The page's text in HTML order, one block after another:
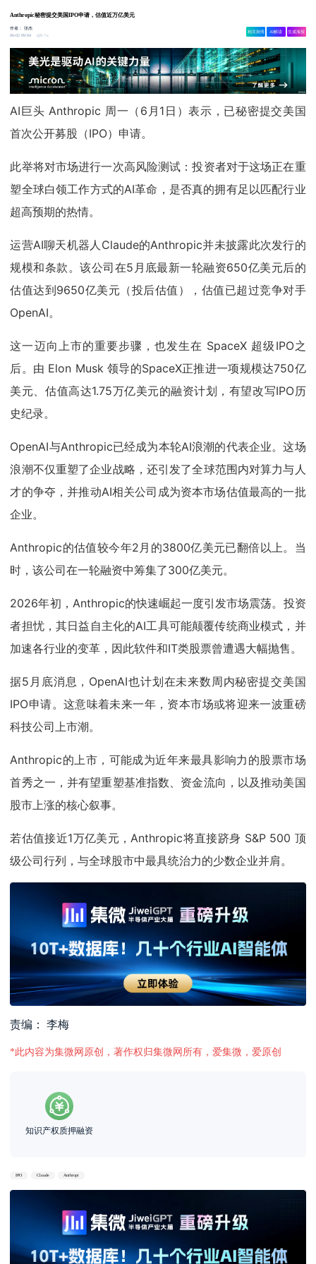
Anthropic秘密提交美国IPO申请，估值近万亿美元
作者：张杰
06-02 09:04
8.7w
相关舆情 AI解读 生成海报
AI巨头 Anthropic 周一（6月1日）表示，已秘密提交美国
首次公开募股（IPO）申请。
此举将对市场进行一次高风险测试：投资者对于这场正在重
塑全球白领工作方式的AI革命，是否真的拥有足以匹配行业
超高预期的热情。
运营AI聊天机器人Claude的Anthropic并未披露此次发行的
规模和条款。该公司在5月底最新一轮融资650亿美元后的
估值达到9650亿美元（投后估值），估值已超过竞争对手
OpenAI。
这一迈向上市的重要步骤，也发生在 SpaceX 超级IPO之
后。由 Elon Musk 领导的SpaceX正推进一项规模达750亿
美元、估值高达1.75万亿美元的融资计划，有望改写IPO历
史纪录。
OpenAI与Anthropic已经成为本轮AI浪潮的代表企业。这场
浪潮不仅重塑了企业战略，还引发了全球范围内对算力与人
才的争夺，并推动AI相关公司成为资本市场估值最高的一批
企业。
Anthropic的估值较今年2月的3800亿美元已翻倍以上。当
时，该公司在一轮融资中筹集了300亿美元。
2026年初，Anthropic的快速崛起一度引发市场震荡。投资
者担忧，其日益自主化的AI工具可能颠覆传统商业模式，并
加速各行业的变革，因此软件和IT类股票曾遭遇大幅抛售。
据5月底消息，OpenAI也计划在未来数周内秘密提交美国
IPO申请。这意味着未来一年，资本市场或将迎来一波重磅
科技公司上市潮。
Anthropic的上市，可能成为近年来最具影响力的股票市场
首秀之一，并有望重塑基准指数、资金流向，以及推动美国
股市上涨的核心叙事。
若估值接近1万亿美元，Anthropic将直接跻身 S&P 500 顶
级公司行列，与全球股市中最具统治力的少数企业并肩。
责编： 李梅
*此内容为集微网原创，著作权归集微网所有，爱集微，爱原创
知识产权质押融资
IPO Claude Anthropi